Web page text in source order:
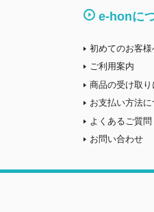
e-honに
初めてのお客様
ご利用案内
商品の受け取り
お支払い方法に
よくあるご質問
お問い合わせ